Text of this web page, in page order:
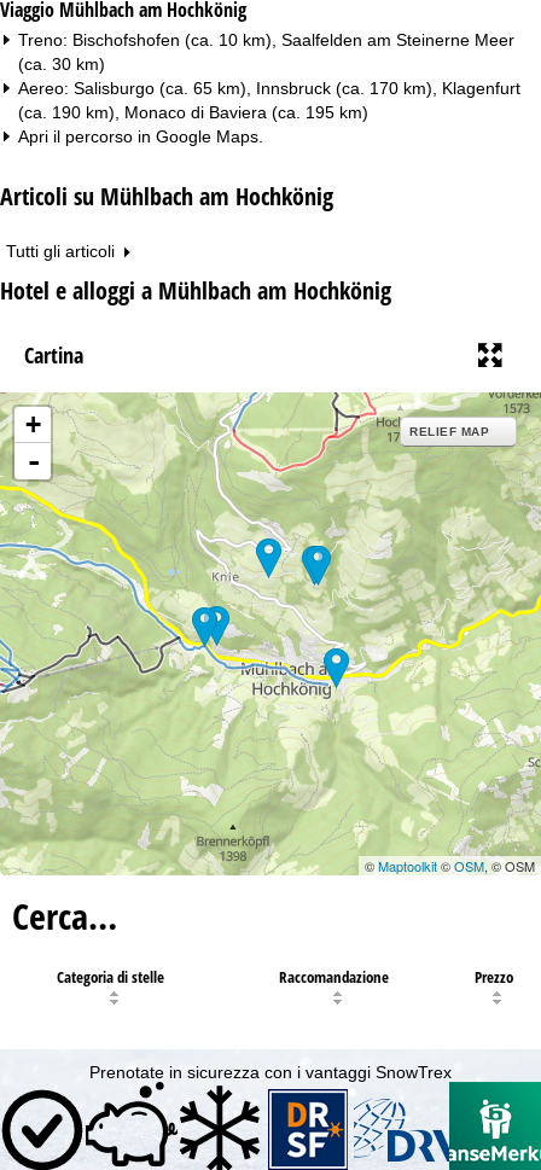
Viaggio Mühlbach am Hochkönig
Treno: Bischofshofen (ca. 10 km), Saalfelden am Steinerne Meer
(ca. 30 km)
Aereo: Salisburgo (ca. 65 km), Innsbruck (ca. 170 km), Klagenfurt
(ca. 190 km), Monaco di Baviera (ca. 195 km)
Apri il percorso in Google Maps
Articoli su Mühlbach am Hochkönig
Tutti gli articoli
Hotel e alloggi a Mühlbach am Hochkönig
Cartina
+
-
RELIEF MAP
©Maptoolkit©OSM, © OSM
Cerca…
Categoria di stelle Raccomandazione Prezzo
Prenotate in sicurezza con i vantaggi SnowTrex